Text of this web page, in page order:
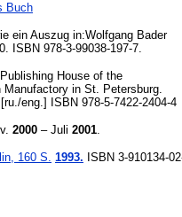
Buch
ein Auszug in:Wolfgang Bader
ISBN 978-3-99038-197-7.
House of the
in St. Petersburg.
eng.] ISBN 978-5-7422-2404-4
2000 – Juli 2001.
160 S. 1993. ISBN 3-910134-